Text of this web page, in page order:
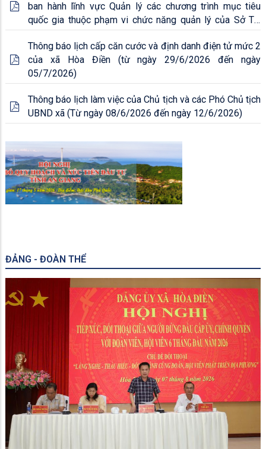
ban hành lĩnh vực Quản lý các chương trình mục tiêu
quốc gia thuộc phạm vi chức năng quản lý của Sở Tài
chính tỉnh An Giang
Thông báo lịch cấp căn cước và định danh điện tử mức 2
của xã Hòa Điền (từ ngày 29/6/2026 đến ngày
05/7/2026)
Thông báo lịch làm việc của Chủ tịch và các Phó Chủ tịch
UBND xã (Từ ngày 08/6/2026 đến ngày 12/6/2026)
ĐẢNG - ĐOÀN THỂ